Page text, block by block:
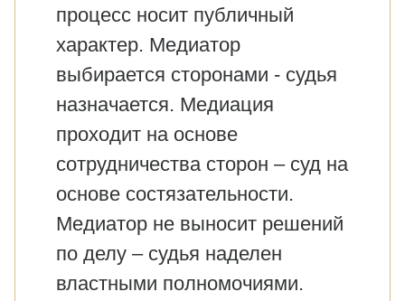
процесс носит публичный
характер. Медиатор
выбирается сторонами - судья
назначается. Медиация
проходит на основе
сотрудничества сторон – суд на
основе состязательности.
Медиатор не выносит решений
по делу – судья наделен
властными полномочиями.